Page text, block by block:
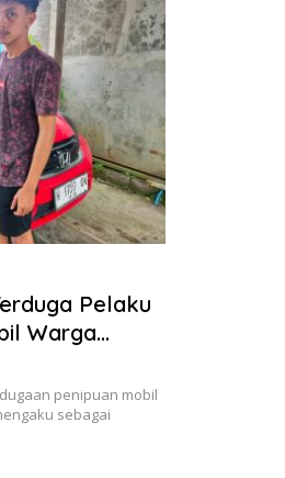
Pelaku
Warga
penipuan mobil
sebagai